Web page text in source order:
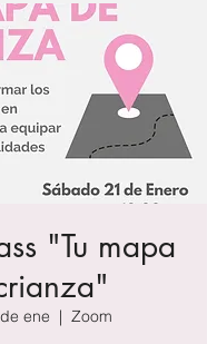
"Tu mapa
ene
  |
Zoom